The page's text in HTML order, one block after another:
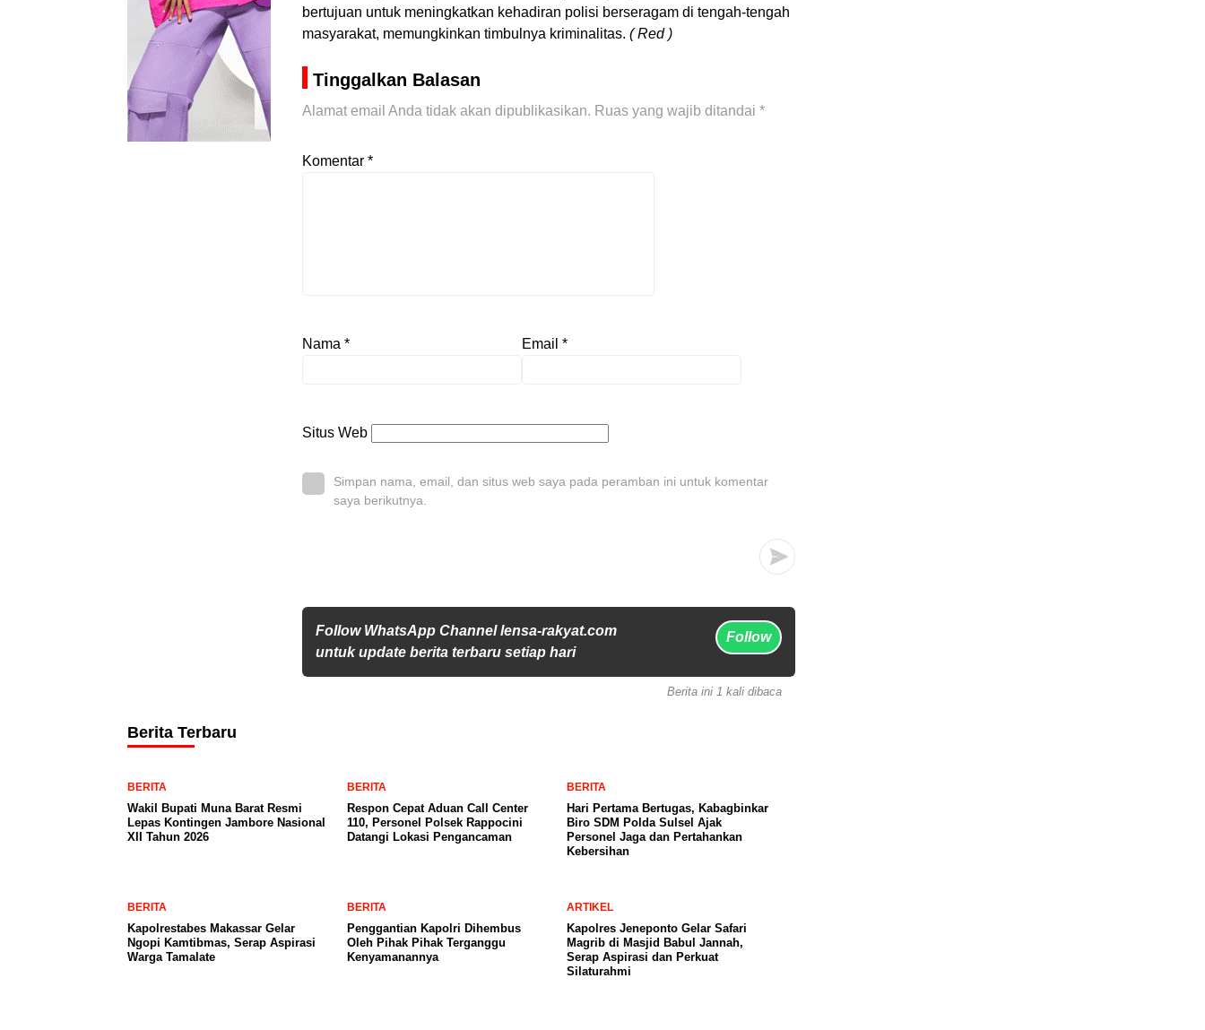
bertujuan untuk meningkatkan kehadiran polisi berseragam di tengah-tengah
masyarakat, memungkinkan timbulnya kriminalitas. ( Red )
Tinggalkan Balasan
Alamat email Anda tidak akan dipublikasikan. Ruas yang wajib ditandai *
Komentar *
Nama * Email *
Situs Web
Simpan nama, email, dan situs web saya pada peramban ini untuk komentar
saya berikutnya.
Follow WhatsApp Channel lensa-rakyat.com
untuk update berita terbaru setiap hari
Follow
Berita ini 1 kali dibaca
Berita Terbaru
BERITA
Wakil Bupati Muna Barat Resmi
Lepas Kontingen Jambore Nasional
XII Tahun 2026
BERITA
Respon Cepat Aduan Call Center
110, Personel Polsek Rappocini
Datangi Lokasi Pengancaman
BERITA
Hari Pertama Bertugas, Kabagbinkar
Biro SDM Polda Sulsel Ajak
Personel Jaga dan Pertahankan
Kebersihan
BERITA
Kapolrestabes Makassar Gelar
Ngopi Kamtibmas, Serap Aspirasi
Warga Tamalate
BERITA
Penggantian Kapolri Dihembus
Oleh Pihak Pihak Terganggu
Kenyamanannya
ARTIKEL
Kapolres Jeneponto Gelar Safari
Magrib di Masjid Babul Jannah,
Serap Aspirasi dan Perkuat
Silaturahmi